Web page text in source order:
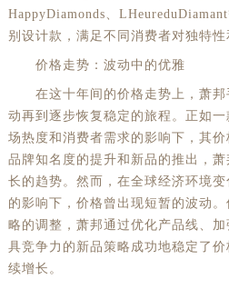
HappyDiamonds、
别设计款，满足不同消费者对独特性
价格走势：波动中的优雅
在这十年间的价格走势上，萧邦
动再到逐步恢复稳定的旅程。正如
场热度和消费者需求的影响下，其
品牌知名度的提升和新品的推出，
长的趋势。然而，在全球经济环境
的影响下，价格曾出现短暂的波动
略的调整，萧邦通过优化产品线、
具竞争力的新品策略成功地稳定了
续增长。